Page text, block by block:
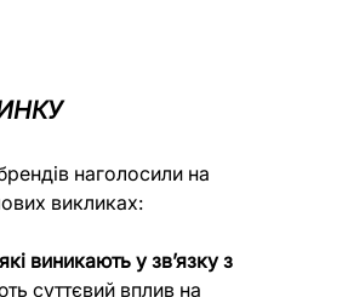
наголосили на
викликах:
виникають у зв’язку з
суттєвий вплив на